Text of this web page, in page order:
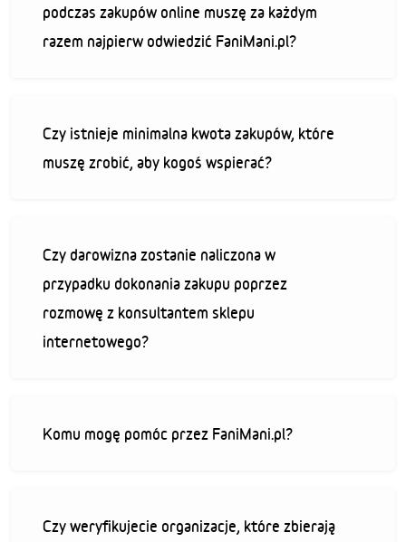
podczas zakupów online muszę za każdym
razem najpierw odwiedzić FaniMani.pl?
Czy istnieje minimalna kwota zakupów, które
muszę zrobić, aby kogoś wspierać?
Czy darowizna zostanie naliczona w
przypadku dokonania zakupu poprzez
rozmowę z konsultantem sklepu
internetowego?
Komu mogę pomóc przez FaniMani.pl?
Czy weryfikujecie organizacje, które zbierają